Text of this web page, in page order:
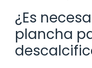
¿Es
plancha